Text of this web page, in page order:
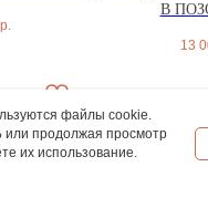
р.
В
13
файлы cookie.
продолжая просмотр
их использование.